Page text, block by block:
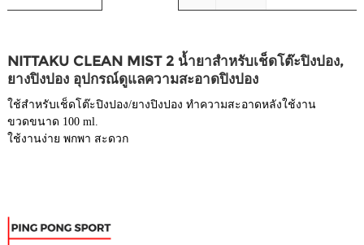
NITTAKU CLEAN MIST 2 น้ำยาสำหรับเช็ดโต๊ะปิงปอง,
ยางปิงปอง อุปกรณ์ดูแลความสะอาดปิงปอง
ใช้สำหรับเช็ดโต๊ะปิงปอง/ยางปิงปอง ทำความสะอาดหลังใช้งาน
ขวดขนาด 100 ml.
ใช้งานง่าย พกพา สะดวก